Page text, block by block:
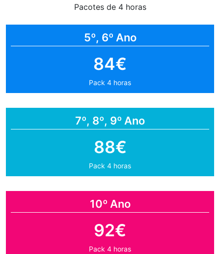
Pacotes de 4 horas
5º, 6º Ano
84€
Pack 4 horas
7º, 8º, 9º Ano
88€
Pack 4 horas
10º Ano
92€
Pack 4 horas